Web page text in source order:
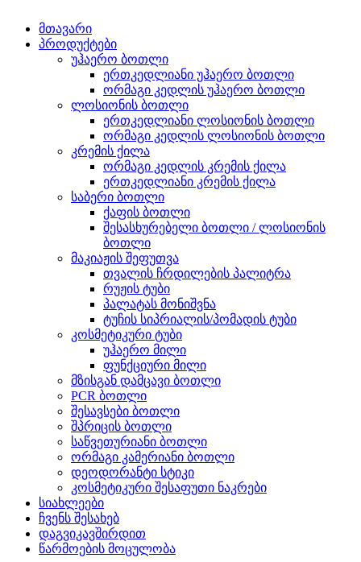
მთავარი
პროდუქტები
უჰაერო ბოთლი
ერთკედლიანი უჰაერო ბოთლი
ორმაგი კედლის უჰაერო ბოთლი
ლოსიონის ბოთლი
ერთკედლიანი ლოსიონის ბოთლი
ორმაგი კედლის ლოსიონის ბოთლი
კრემის ქილა
ორმაგი კედლის კრემის ქილა
ერთკედლიანი კრემის ქილა
საბერი ბოთლი
ქაფის ბოთლი
შესასხურებელი ბოთლი / ლოსიონის
ბოთლი
მაკიაჟის შეფუთვა
თვალის ჩრდილების პალიტრა
რუჟის ტუბი
პალატას მონიშვნა
ტუჩის სიპრიალის/პომადის ტუბი
კოსმეტიკური ტუბი
უჰაერო მილი
ფუნქციური მილი
მზისგან დამცავი ბოთლი
PCR ბოთლი
შესავსები ბოთლი
შპრიცის ბოთლი
საწვეთურიანი ბოთლი
ორმაგი კამერიანი ბოთლი
დეოდორანტი სტიკი
კოსმეტიკური შესაფუთი ნაკრები
სიახლეები
ჩვენს შესახებ
დაგვიკავშირდით
წარმოების მოცულობა